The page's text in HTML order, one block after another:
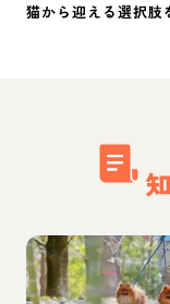
猫から迎える選択肢